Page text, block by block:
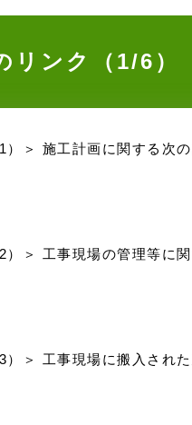
リンク（1/6）
＞ 施工計画に関する次
＞ 工事現場の管理等に
＞ 工事現場に搬入され